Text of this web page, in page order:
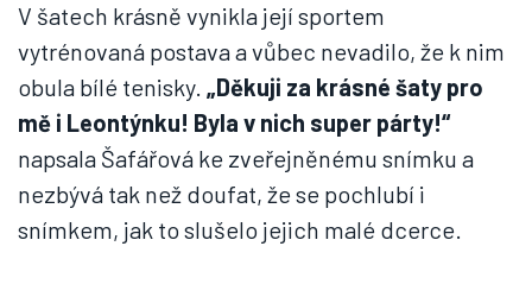
V šatech krásně vynikla její sportem
vytrénovaná postava a vůbec nevadilo, že k nim
obula bílé tenisky. „Děkuji za krásné šaty pro
mě i Leontýnku! Byla v nich super párty!“
napsala Šafářová ke zveřejněnému snímku a
nezbývá tak než doufat, že se pochlubí i
snímkem, jak to slušelo jejich malé dcerce.